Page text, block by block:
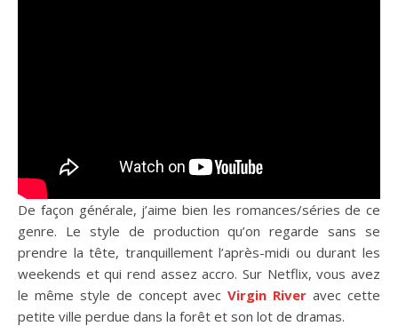
De façon générale, j’aime bien les romances/séries de ce
genre. Le style de production qu’on regarde sans se
prendre la tête, tranquillement l’après-midi ou durant les
weekends et qui rend assez accro. Sur Netflix, vous avez
le même style de concept avecVirgin River avec cette
petite ville perdue dans la forêt et son lot de dramas.